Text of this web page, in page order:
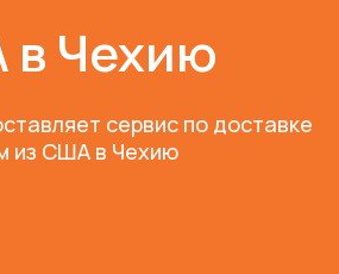
в Чехию
сервис по доставке
из США в Чехию